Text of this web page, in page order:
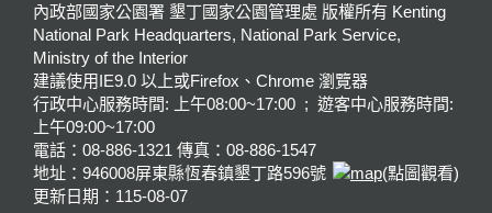
內政部國家公園署 墾丁國家公園管理處 版權所有 Kenting
National Park Headquarters, National Park Service,
Ministry of the Interior
建議使用IE9.0 以上或Firefox、Chrome 瀏覽器
行政中心服務時間: 上午08:00~17:00 ; 遊客中心服務時間:
上午09:00~17:00
電話：08-886-1321 傳真：08-886-1547
地址：946008屏東縣恆春鎮墾丁路596號
(點圖觀看)
更新日期： 115-08-07